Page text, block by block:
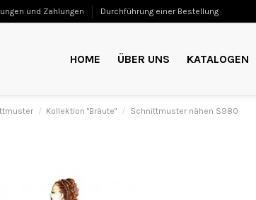
und Zahlungen Durchführung einer Bestellung
HOME ÜBER UNS KATALOGEN
Kollektion "Bräute" Schnittmuster nähen S980